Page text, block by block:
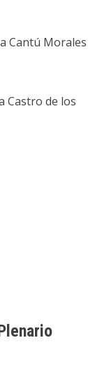
Cantú Morales
Castro de los